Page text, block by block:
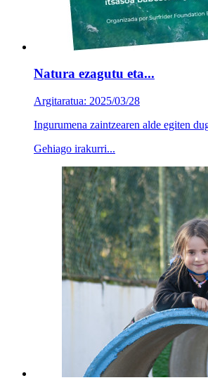
Natura ezagutu eta...
Argitaratua: 2025/03/28
Ingurumena zaintzearen alde egiten
Gehiago irakurri...